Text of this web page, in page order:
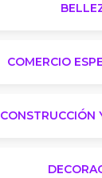
COMERCIO
CONSTRUCCIÓN